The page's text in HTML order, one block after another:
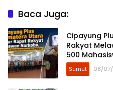
Baca Juga:
Cipayung
Rakyat
500
Sumut 08/